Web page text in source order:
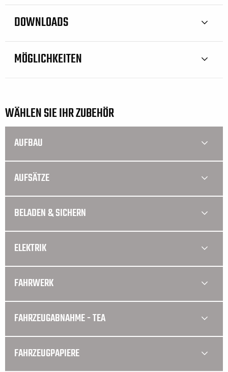
DOWNLOADS
MÖGLICHKEITEN
WÄHLEN SIE IHR ZUBEHÖR
AUFBAU
AUFSÄTZE
BELADEN & SICHERN
ELEKTRIK
FAHRWERK
FAHRZEUGABNAHME - TEA
FAHRZEUGPAPIERE